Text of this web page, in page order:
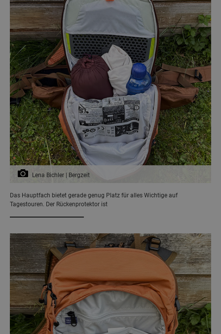
Lena Bichler | Bergzeit
Das Hauptfach bietet gerade genug Platz für alles Wichtige auf
Tagestouren. Der Rückenprotektor ist